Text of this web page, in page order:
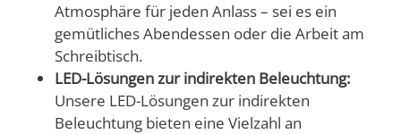
Atmosphäre für jeden Anlass – sei es ein
gemütliches Abendessen oder die Arbeit am
Schreibtisch.
LED-Lösungen zur indirekten Beleuchtung:
Unsere LED-Lösungen zur indirekten
Beleuchtung bieten eine Vielzahl an